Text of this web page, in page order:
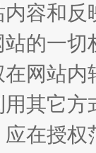
内容和
的一
网站
其它
在授